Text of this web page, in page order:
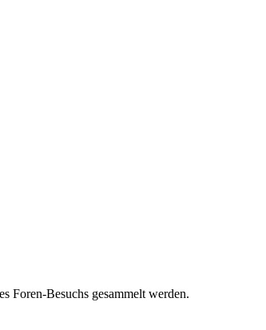
Foren-Besuchs gesammelt werden.